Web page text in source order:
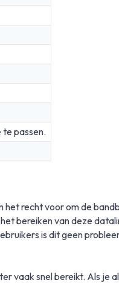
te passen.
recht voor om de
bereiken van deze
is dit geen
vaak snel bereikt. Als je